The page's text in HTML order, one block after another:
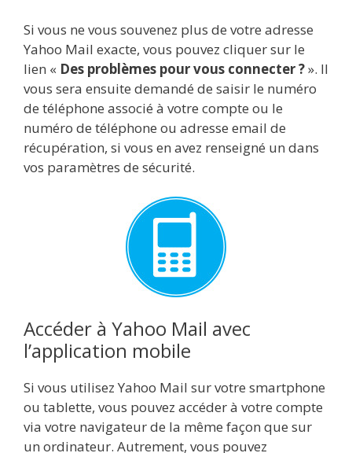
Si vous ne vous souvenez plus de votre adresse
Yahoo Mail exacte, vous pouvez cliquer sur le
lien « Des problèmes pour vous connecter ?». Il
vous sera ensuite demandé de saisir le numéro
de téléphone associé à votre compte ou le
numéro de téléphone ou adresse email de
récupération, si vous en avez renseigné un dans
vos paramètres de sécurité.
Accéder à Yahoo Mail avec
l’application mobile
Si vous utilisez Yahoo Mail sur votre smartphone
ou tablette, vous pouvez accéder à votre compte
via votre navigateur de la même façon que sur
un ordinateur. Autrement, vous pouvez